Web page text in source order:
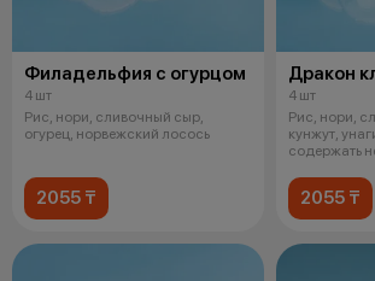
Филадельфия с огурцом
4 шт
Рис, нори, сливочный сыр,
огурец, норвежский лосось
2055 ₸
Дракон
4 шт
Рис, нори,
кунжут,
содержать
2055 ₸